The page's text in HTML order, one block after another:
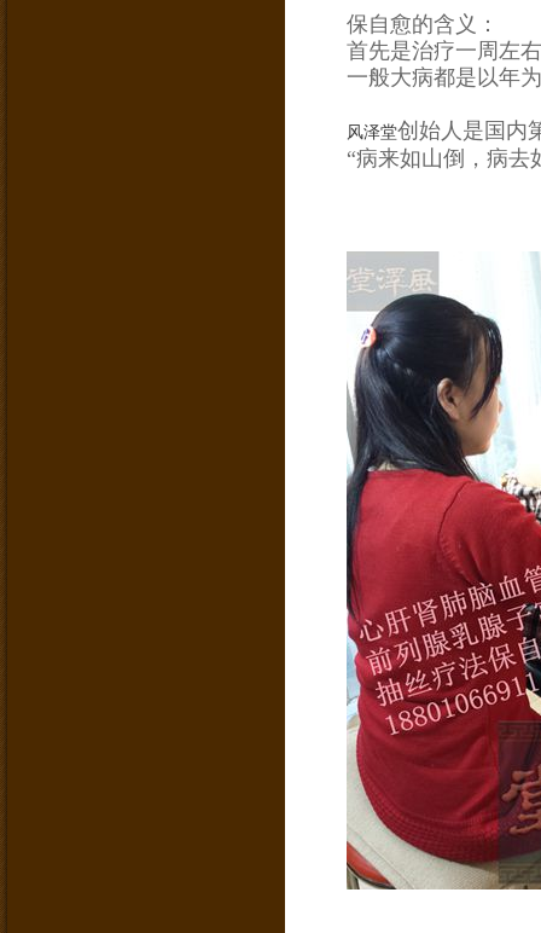
保自愈的含义：
首先是治疗一周左
一般大病都是以年
风泽堂创始人是国内
“病来如山倒，病去